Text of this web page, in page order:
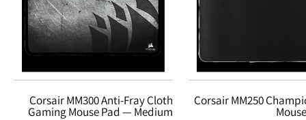
Corsair MM250
Corsair MM300 Anti-Fray Cloth
Gaming Mouse Pad — Medium